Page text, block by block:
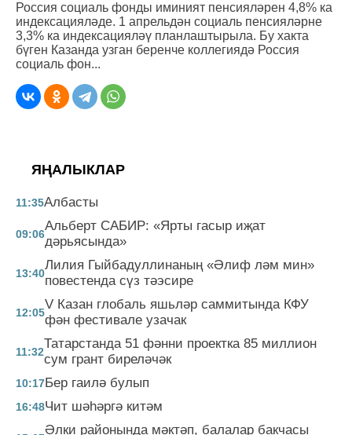
Россия социаль фонды иминият пенсияләрен 4,8% ка
индексацияләде. 1 апрельдән социаль пенсияләрне
3,3% ка индексацияләү планлаштырыла. Бу хакта
бүген Казанда узган беренче коллегиядә Россия
социаль фон...
ЯҢАЛЫКЛАР
11:35Албасты
09:06
Альберт САБИР: «Ярты гасыр иҗат
дәрьясында»
13:40
Лилия Гыйбадуллинаның «Әлиф ләм мин»
повестенда сүз тәэсире
12:05
V Казан глобаль яшьләр саммитында КФУ
фән фестивале узачак
11:32
Татарстанда 51 фәнни проектка 85 миллион
сум грант биреләчәк
10:17Бер гаилә булып
16:48Чит шәһәргә китәм
Әлки районында мәктәп, балалар бакчасы